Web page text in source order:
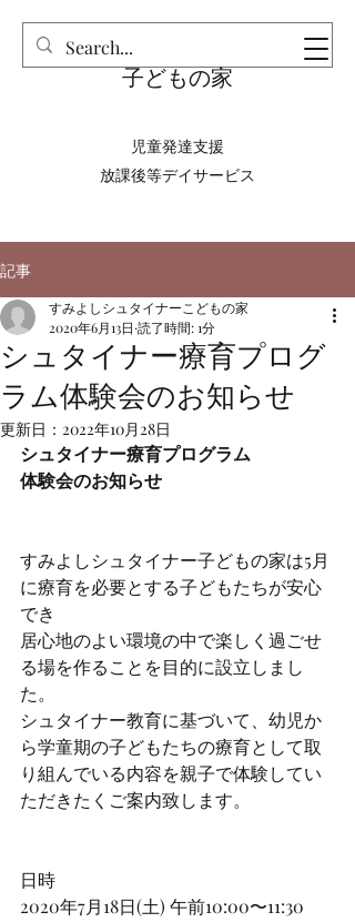
​すみよしシュタイナー
子どもの家
児童発達支援
放課後等デイサービス
記事
シュタイナー療育プログ
ラム体験会のお知らせ
すみよしシュタイナーこどもの家
2020年6月13日 読了時間: 1分
更新日： 2022年10月28日
シュタイナー療育プログラム
体験会のお知らせ
すみよしシュタイナー子どもの家は5月
に療育を必要とする子どもたちが安心
でき
居心地のよい環境の中で楽しく過ごせ
る場を作ることを目的に設立しまし
た。
シュタイナー教育に基づいて、幼児か
ら学童期の子どもたちの療育として取
り組んでいる内容を親子で体験してい
ただきたくご案内致します。
日時
2020年7月18日(土) 午前10:00〜11:30